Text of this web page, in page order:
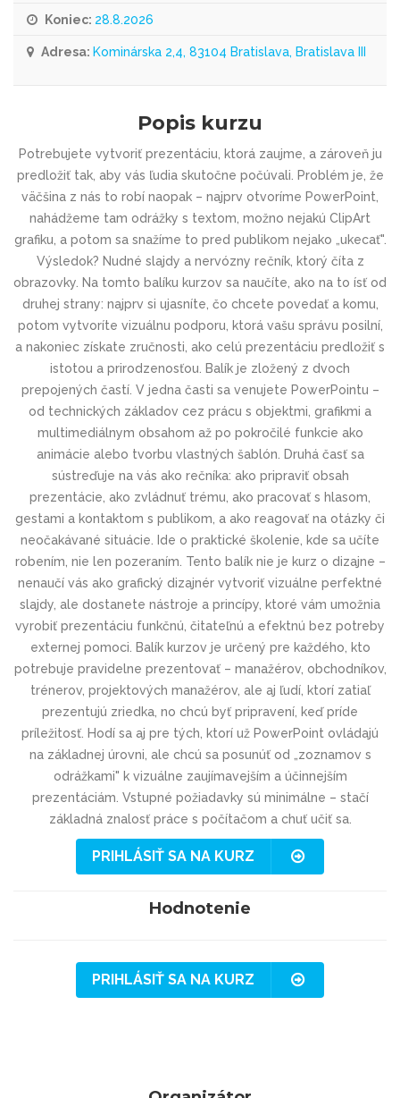
Koniec: 28.8.2026
Adresa: Kominárska 2,4, 83104 Bratislava, Bratislava III
Popis kurzu
Potrebujete vytvoriť prezentáciu, ktorá zaujme, a zároveň ju
predložiť tak, aby vás ľudia skutočne počúvali. Problém je, že
väčšina z nás to robí naopak – najprv otvoríme PowerPoint,
nahádžeme tam odrážky s textom, možno nejakú ClipArt
grafiku, a potom sa snažíme to pred publikom nejako „ukecať".
Výsledok? Nudné slajdy a nervózny rečník, ktorý číta z
obrazovky. Na tomto balíku kurzov sa naučíte, ako na to ísť od
druhej strany: najprv si ujasníte, čo chcete povedať a komu,
potom vytvoríte vizuálnu podporu, ktorá vašu správu posilní,
a nakoniec získate zručnosti, ako celú prezentáciu predložiť s
istotou a prirodzenosťou. Balík je zložený z dvoch
prepojených častí. V jedna časti sa venujete PowerPointu –
od technických základov cez prácu s objektmi, grafikmi a
multimediálnym obsahom až po pokročilé funkcie ako
animácie alebo tvorbu vlastných šablón. Druhá časť sa
sústreďuje na vás ako rečníka: ako pripraviť obsah
prezentácie, ako zvládnuť trému, ako pracovať s hlasom,
gestami a kontaktom s publikom, a ako reagovať na otázky či
neočakávané situácie. Ide o praktické školenie, kde sa učíte
robením, nie len pozeraním. Tento balík nie je kurz o dizajne –
nenaučí vás ako grafický dizajnér vytvoriť vizuálne perfektné
slajdy, ale dostanete nástroje a princípy, ktoré vám umožnia
vyrobiť prezentáciu funkčnú, čitateľnú a efektnú bez potreby
externej pomoci. Balík kurzov je určený pre každého, kto
potrebuje pravidelne prezentovať – manažérov, obchodníkov,
trénerov, projektových manažérov, ale aj ľudí, ktorí zatiaľ
prezentujú zriedka, no chcú byť pripravení, keď príde
príležitosť. Hodí sa aj pre tých, ktorí už PowerPoint ovládajú
na základnej úrovni, ale chcú sa posunúť od „zoznamov s
odrážkami" k vizuálne zaujímavejším a účinnejším
prezentáciám. Vstupné požiadavky sú minimálne – stačí
základná znalosť práce s počítačom a chuť učiť sa.
PRIHLÁSIŤ SA NA KURZ
Hodnotenie
PRIHLÁSIŤ SA NA KURZ